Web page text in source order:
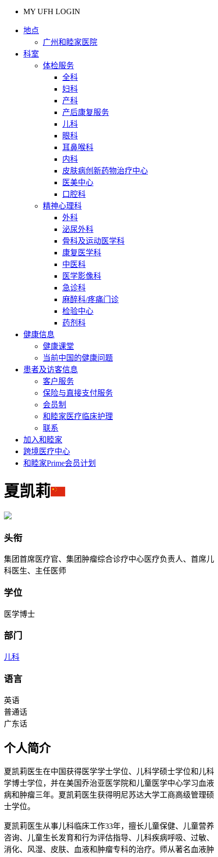
MY UFH LOGIN
地点
广州和睦家医院
科室
体检服务
全科
妇科
产科
产后康复服务
儿科
眼科
耳鼻喉科
内科
皮肤病创新药物治疗中心
医美中心
口腔科
精神心理科
外科
泌尿外科
骨科及运动医学科
康复医学科
中医科
医学影像科
急诊科
麻醉科/疼痛门诊
检验中心
药剂科
健康信息
健康课堂
当前中国的健康问题
患者及访客信息
客户服务
保险与直接支付服务
会员制
和睦家医疗临床护理
联系
加入和睦家
跨境医疗中心
和睦家Prime会员计划
夏凯莉
头衔
集团首席医疗官、集团肿瘤综合诊疗中心医疗负责人、首席儿
科医生、主任医师
学位
医学博士
部门
儿科
语言
英语
普通话
广东话
个人简介
夏凯莉医生在中国获得医学学士学位、儿科学硕士学位和儿科
学博士学位，并在美国乔治亚医学院和儿童医学中心学习血液
病和肿瘤三年。夏凯莉医生获得明尼苏达大学工商高级管理硕
士学位。
夏凯莉医生从事儿科临床工作33年，擅长儿童保健、儿童营养
咨询、儿童生长发育和行为评估指导、儿科疾病呼吸、过敏、
消化、风湿、皮肤、血液和肿瘤专科的治疗。师从著名血液肿